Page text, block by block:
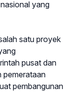
yang
satu proyek
pusat dan
pemerataan
pembangunan